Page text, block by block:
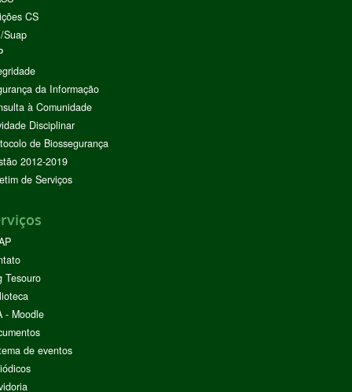
CS
Suap
da Informação
à Comunidade
Disciplinar
de Biossegurança
2012-2019
de Serviços
Tesouro
- Moodle
de eventos